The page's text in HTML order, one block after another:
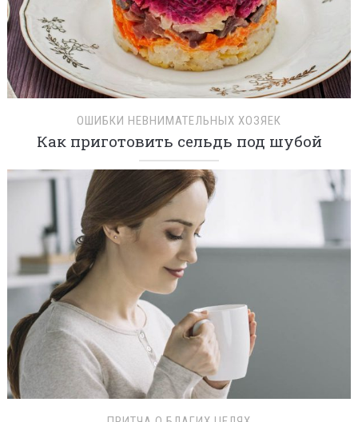
ОШИБКИ НЕВНИМАТЕЛЬНЫХ ХОЗЯЕК
Как приготовить сельдь под шубой